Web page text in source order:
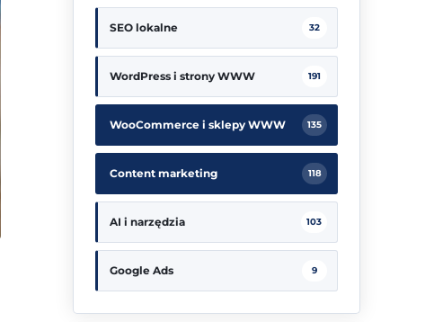
SEO lokalne 32
WordPress i strony WWW 191
WooCommerce i sklepy WWW 135
Content marketing 118
AI i narzędzia 103
Google Ads 9